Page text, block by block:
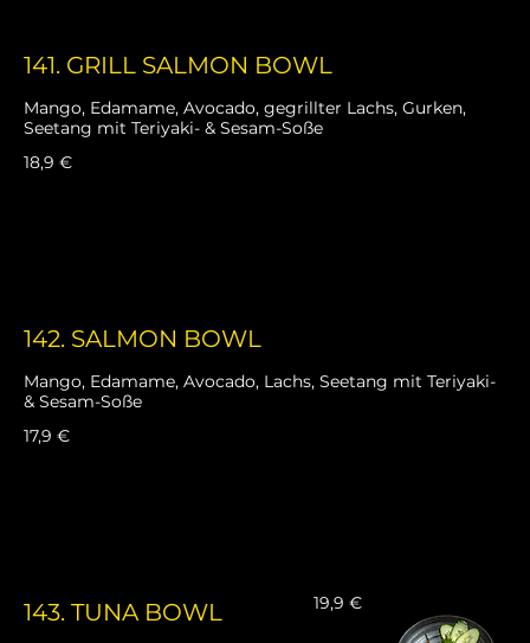
141. GRILL SALMON BOWL
Mango, Edamame, Avocado, gegrillter Lachs, Gurken,
Seetang mit Teriyaki- & Sesam-Soße
18,9 €
142. SALMON BOWL
Mango, Edamame, Avocado, Lachs, Seetang mit Teriyaki-
& Sesam-Soße
17,9 €
143. TUNA BOWL 19,9 €